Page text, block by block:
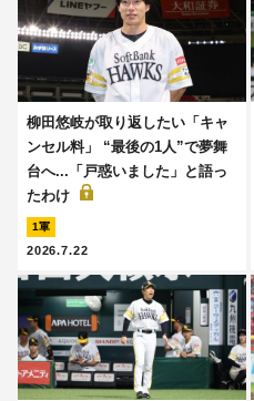
柳田悠岐が取り返したい「キャ
ンセル料」 “最後の1人”で夢舞
台へ...「戸惑いました」と語っ
たわけ
1軍
2026.7.22